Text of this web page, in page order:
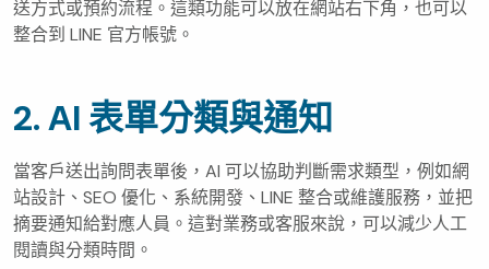
送方式或預約流程。這類功能可以放在網站右下角，也可以
整合到 LINE 官方帳號。
2. AI 表單分類與通知
當客戶送出詢問表單後，AI 可以協助判斷需求類型，例如網
站設計、SEO 優化、系統開發、LINE 整合或維護服務，並把
摘要通知給對應人員。這對業務或客服來說，可以減少人工
閱讀與分類時間。